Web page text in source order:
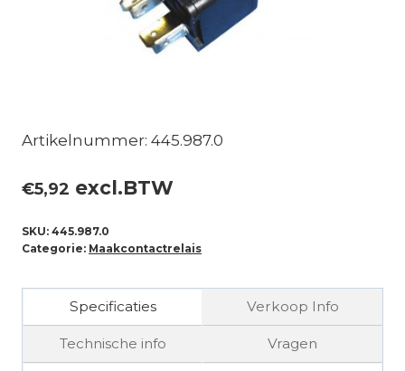
Artikelnummer: 445.987.0
€5,92 excl.BTW
SKU: 445.987.0
Categorie: Maakcontactrelais
Specificaties Verkoop Info
Technische info Vragen